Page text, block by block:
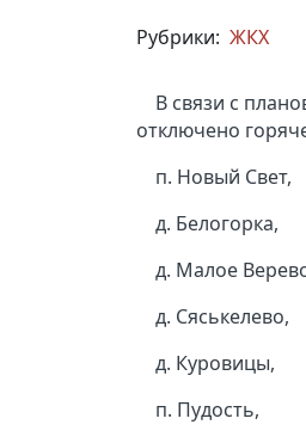
Рубрики: ЖКХ
В связи с
отключено
п. Новый Свет,
д. Белогорка,
д. Малое
д. Сяськелево,
д. Куровицы,
п. Пудость,